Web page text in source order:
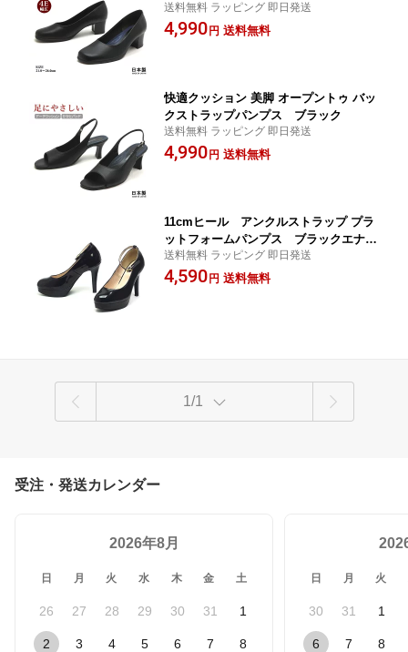
ブラック
送料無料 ラッピング 即日発送
4,990 円 送料無料
快適クッション 美脚 オープントゥ バッ
クストラップパンプス ブラック
送料無料 ラッピング 即日発送
4,990 円 送料無料
11cmヒール アンクルストラップ プラ
ットフォームパンプス ブラックエナメ
ル
送料無料 ラッピング 即日発送
4,590 円 送料無料
1/1
受注・発送カレンダー
2026年8月
日 月 火 水 木 金 土
26 27 28 29 30 31 1
2 3 4 5 6 7 8
日 月 火
30 31 1
6 7 8